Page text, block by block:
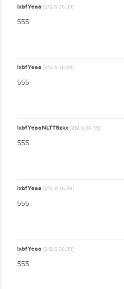
lxbfYeaa[212.6.36.39]
555
lxbfYeaa[212.6.36.39]
555
lxbfYeaaNLTTSzkx[212.6.36.39]
555
lxbfYeaa[212.6.36.39]
555
lxbfYeaa[212.6.36.39]
555